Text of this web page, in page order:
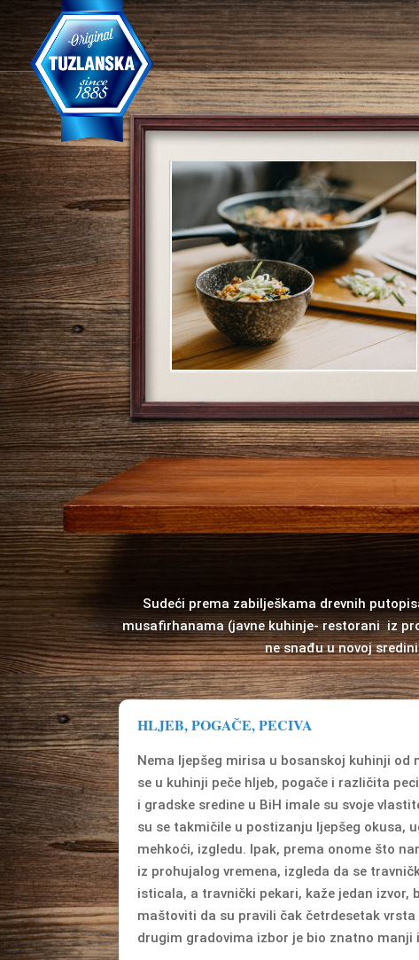
Sudeći prema zabilješkama drevnih
musafirhanama (javne kuhinje- restorani iz
ne snađu u novoj
HLJEB, POGAČE, PECIVA
Nema ljepšeg mirisa u bosanskoj kuhinji od
se u kuhinji peče hljeb, pogače i različita
i gradske sredine u BiH imale su svoje
su se takmičile u postizanju ljepšeg okusa,
mehkoći, izgledu. Ipak, prema onome što
iz prohujalog vremena, izgleda da se
isticala, a travnički pekari, kaže jedan izvor,
maštoviti da su pravili čak četrdesetak vrsta
drugim gradovima izbor je bio znatno manji